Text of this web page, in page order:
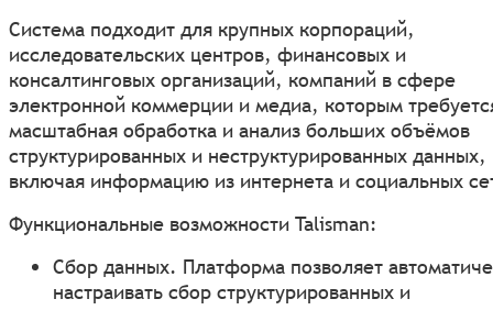
Система подходит для крупных корпораций,
исследовательских центров, финансовых и
консалтинговых организаций, компаний в сфере
электронной коммерции и медиа, которым
масштабная обработка и анализ больших объёмов
структурированных и неструктурированных данных,
включая информацию из интернета и социальных
Функциональные возможности Talisman:
Сбор данных. Платформа позволяет
настраивать сбор структурированных и